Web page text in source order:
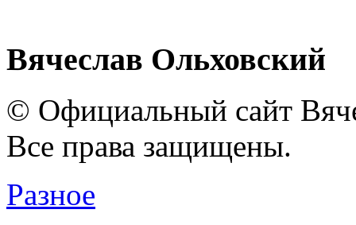
Вячеслав Ольховский
© Официальный сайт
Все права защищены.
Разное